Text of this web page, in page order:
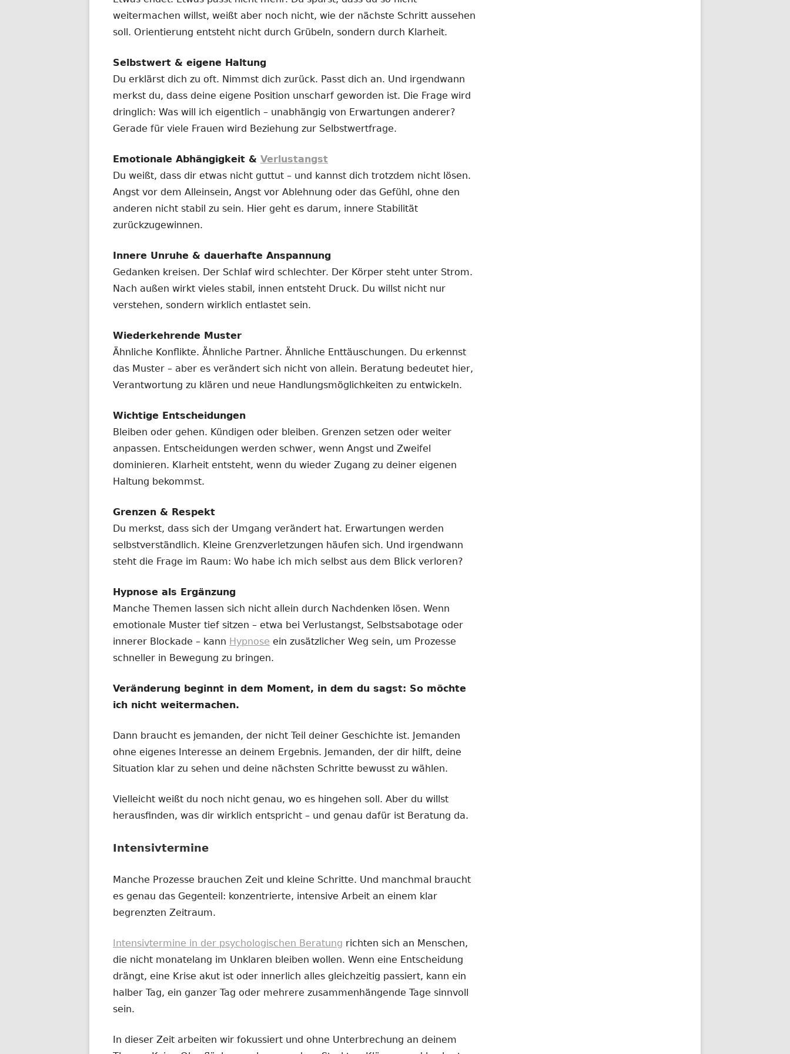
weitermachen willst, weißt aber noch nicht, wie der nächste Schritt aussehen
soll. Orientierung entsteht nicht durch Grübeln, sondern durch Klarheit.
Selbstwert & eigene Haltung
Du erklärst dich zu oft. Nimmst dich zurück. Passt dich an. Und irgendwann
merkst du, dass deine eigene Position unscharf geworden ist. Die Frage wird
dringlich: Was will ich eigentlich – unabhängig von Erwartungen anderer?
Gerade für viele Frauen wird Beziehung zur Selbstwertfrage.
Emotionale Abhängigkeit & Verlustangst
Du weißt, dass dir etwas nicht guttut – und kannst dich trotzdem nicht lösen.
Angst vor dem Alleinsein, Angst vor Ablehnung oder das Gefühl, ohne den
anderen nicht stabil zu sein. Hier geht es darum, innere Stabilität
zurückzugewinnen.
Innere Unruhe & dauerhafte Anspannung
Gedanken kreisen. Der Schlaf wird schlechter. Der Körper steht unter Strom.
Nach außen wirkt vieles stabil, innen entsteht Druck. Du willst nicht nur
verstehen, sondern wirklich entlastet sein.
Wiederkehrende Muster
Ähnliche Konflikte. Ähnliche Partner. Ähnliche Enttäuschungen. Du erkennst
das Muster – aber es verändert sich nicht von allein. Beratung bedeutet hier,
Verantwortung zu klären und neue Handlungsmöglichkeiten zu entwickeln.
Wichtige Entscheidungen
Bleiben oder gehen. Kündigen oder bleiben. Grenzen setzen oder weiter
anpassen. Entscheidungen werden schwer, wenn Angst und Zweifel
dominieren. Klarheit entsteht, wenn du wieder Zugang zu deiner eigenen
Haltung bekommst.
Grenzen & Respekt
Du merkst, dass sich der Umgang verändert hat. Erwartungen werden
selbstverständlich. Kleine Grenzverletzungen häufen sich. Und irgendwann
steht die Frage im Raum: Wo habe ich mich selbst aus dem Blick verloren?
Hypnose als Ergänzung
Manche Themen lassen sich nicht allein durch Nachdenken lösen. Wenn
emotionale Muster tief sitzen – etwa bei Verlustangst, Selbstsabotage oder
innerer Blockade – kann Hypnose ein zusätzlicher Weg sein, um Prozesse
schneller in Bewegung zu bringen.
Veränderung beginnt in dem Moment, in dem du sagst: So möchte
ich nicht weitermachen.
Dann braucht es jemanden, der nicht Teil deiner Geschichte ist. Jemanden
ohne eigenes Interesse an deinem Ergebnis. Jemanden, der dir hilft, deine
Situation klar zu sehen und deine nächsten Schritte bewusst zu wählen.
Vielleicht weißt du noch nicht genau, wo es hingehen soll. Aber du willst
herausfinden, was dir wirklich entspricht – und genau dafür ist Beratung da.
Intensivtermine
Manche Prozesse brauchen Zeit und kleine Schritte. Und manchmal braucht
es genau das Gegenteil: konzentrierte, intensive Arbeit an einem klar
begrenzten Zeitraum.
Intensivtermine in der psychologischen Beratung richten sich an Menschen,
die nicht monatelang im Unklaren bleiben wollen. Wenn eine Entscheidung
drängt, eine Krise akut ist oder innerlich alles gleichzeitig passiert, kann ein
halber Tag, ein ganzer Tag oder mehrere zusammenhängende Tage sinnvoll
sein.
In dieser Zeit arbeiten wir fokussiert und ohne Unterbrechung an deinem